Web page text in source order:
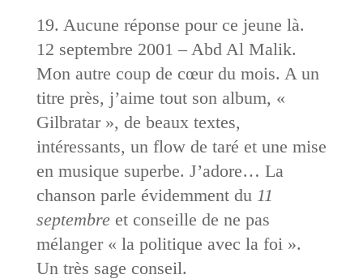
19. Aucune réponse pour ce jeune là.
12 septembre 2001 – Abd Al Malik.
Mon autre coup de cœur du mois. A un
titre près, j’aime tout son album, «
Gilbratar », de beaux textes,
intéressants, un flow de taré et une mise
en musique superbe. J’adore… La
chanson parle évidemment du 11
septembreet conseille de ne pas
mélanger « la politique avec la foi ».
Un très sage conseil.